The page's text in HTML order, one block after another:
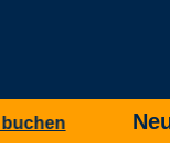
Neu